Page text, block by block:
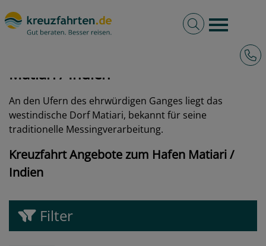
Burger
Volltextsuche
Matiari / Indien
An den Ufern des ehrwürdigen Ganges liegt das
westindische Dorf Matiari, bekannt für seine
traditionelle Messingverarbeitung.
Kreuzfahrt Angebote zum Hafen Matiari /
Indien
Filter